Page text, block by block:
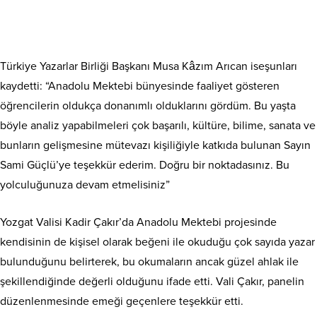
Türkiye Yazarlar Birliği Başkanı Musa Kâzım Arıcan iseşunları
kaydetti: “Anadolu Mektebi bünyesinde faaliyet gösteren
öğrencilerin oldukça donanımlı olduklarını gördüm. Bu yaşta
böyle analiz yapabilmeleri çok başarılı, kültüre, bilime, sanata ve
bunların gelişmesine mütevazı kişiliğiyle katkıda bulunan Sayın
Sami Güçlü’ye teşekkür ederim. Doğru bir noktadasınız. Bu
yolculuğunuza devam etmelisiniz”
Yozgat Valisi Kadir Çakır’da Anadolu Mektebi projesinde
kendisinin de kişisel olarak beğeni ile okuduğu çok sayıda yazar
bulunduğunu belirterek, bu okumaların ancak güzel ahlak ile
şekillendiğinde değerli olduğunu ifade etti. Vali Çakır, panelin
düzenlenmesinde emeği geçenlere teşekkür etti.